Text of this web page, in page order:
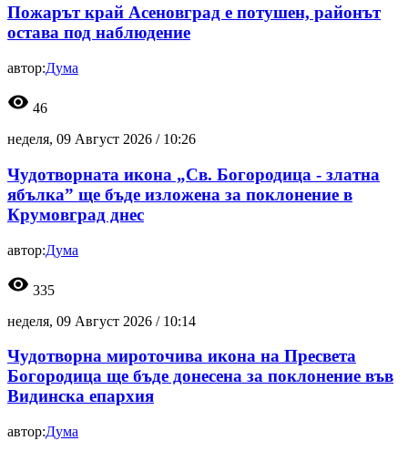
Пожарът край Асеновград е потушен, районът
остава под наблюдение
автор:Дума
visibility 46
неделя, 09 Август 2026 / 10:26
Чудотворната икона „Св. Богородица - златна
ябълка” ще бъде изложена за поклонение в
Крумовград днес
автор:Дума
visibility 335
неделя, 09 Август 2026 / 10:14
Чудотворна мироточива икона на Пресвета
Богородица ще бъде донесена за поклонение във
Видинска епархия
автор:Дума